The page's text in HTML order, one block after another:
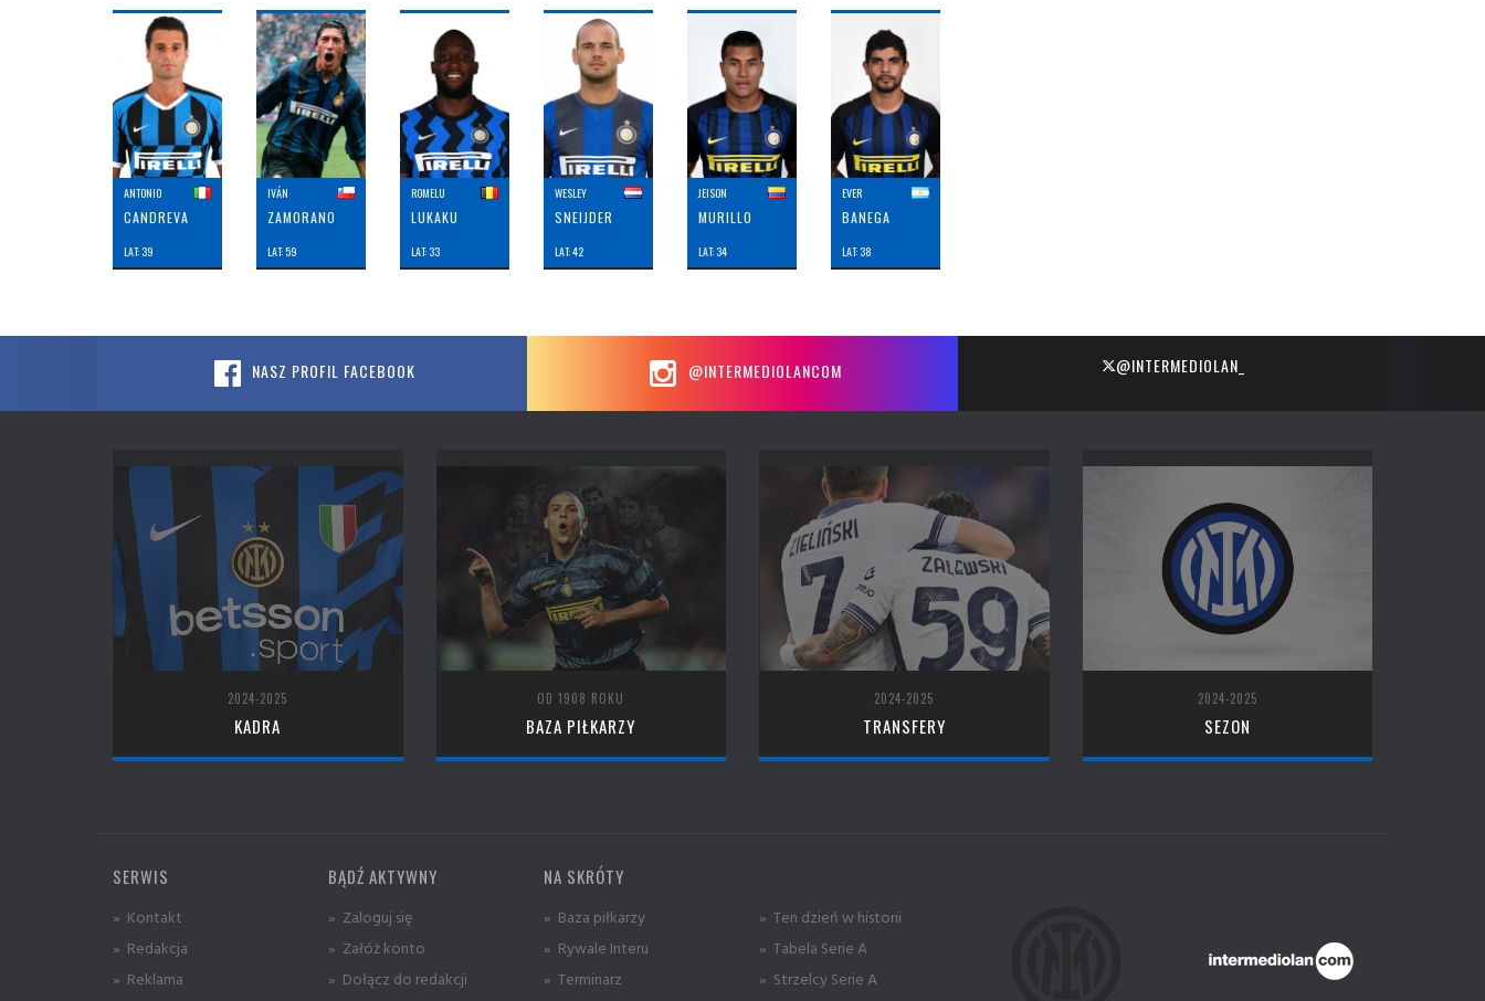
ANTONIO
CANDREVA
LAT: 39
IVÁN
ZAMORANO
LAT: 59
ROMELU
LUKAKU
LAT: 33
WESLEY
SNEIJDER
LAT: 42
JEISON
MURILLO
LAT: 34
EVER
BANEGA
LAT: 38
NASZ PROFIL FACEBOOK @INTERMEDIOLANCOM @INTERMEDIOLAN_
2024-2025
KADRA
OD 1908 ROKU
BAZA PIŁKARZY
2024-2025
TRANSFERY
2024-2025
SEZON
SERWIS
» Kontakt
» Redakcja
» Reklama
BĄDŹ AKTYWNY
» Zaloguj się
» Załóż konto
» Dołącz do redakcji
NA SKRÓTY
» Baza piłkarzy
» Rywale Interu
» Terminarz
» Ten dzień w historii
» Tabela Serie A
» Strzelcy Serie A